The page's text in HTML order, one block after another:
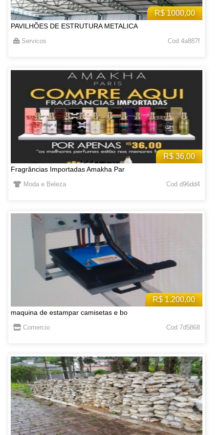
R$ 1000,00
PAVILHÕES DE ESTRUTURA METALICA
Servicos Cod 4a887f
R$ 36,00
Fragrâncias Importadas Amakha Par
Moda e Beleza Cod d96dd4
R$ 1.200,00
maquina de estampar camisetas e bo
Comercio Cod 7d5868